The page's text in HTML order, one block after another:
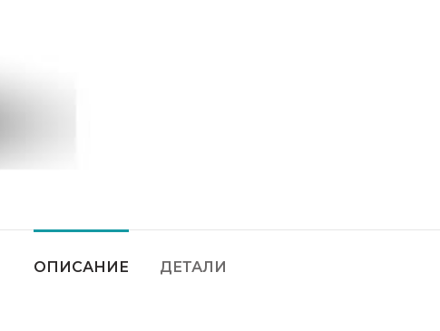
ОПИСАНИЕ ДЕТАЛИ